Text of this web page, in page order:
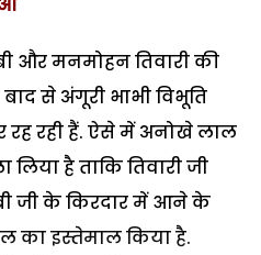
और मनमोहन तिवारी की
से अंगूरी भाभी विभूति
रह रही हैं. ऐसे में अनोखे लाल
है ताकि तिवारी जी
जी के किरदार में आने के
का इस्तेमाल किया है.